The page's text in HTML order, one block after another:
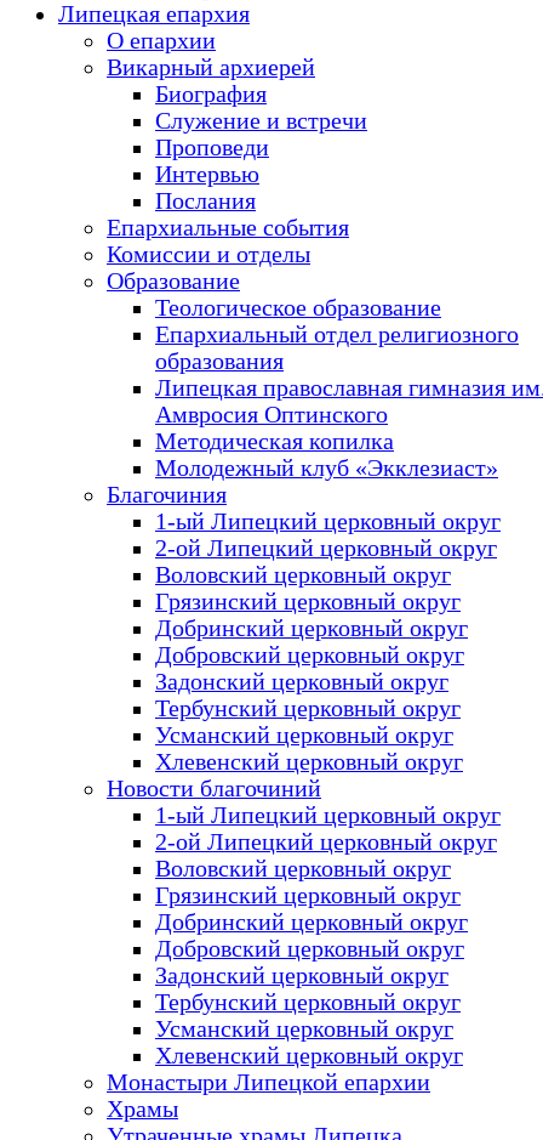
Липецкая епархия
О епархии
Викарный архиерей
Биография
Служение и встречи
Проповеди
Интервью
Послания
Епархиальные события
Комиссии и отделы
Образование
Теологическое образование
Епархиальный отдел религиозного
образования
Липецкая православная гимназия
Амвросия Оптинского
Методическая копилка
Молодежный клуб «Экклезиаст»
Благочиния
1-ый Липецкий церковный округ
2-ой Липецкий церковный округ
Воловский церковный округ
Грязинский церковный округ
Добринский церковный округ
Добровский церковный округ
Задонский церковный округ
Тербунский церковный округ
Усманский церковный округ
Хлевенский церковный округ
Новости благочиний
1-ый Липецкий церковный округ
2-ой Липецкий церковный округ
Воловский церковный округ
Грязинский церковный округ
Добринский церковный округ
Добровский церковный округ
Задонский церковный округ
Тербунский церковный округ
Усманский церковный округ
Хлевенский церковный округ
Монастыри Липецкой епархии
Храмы